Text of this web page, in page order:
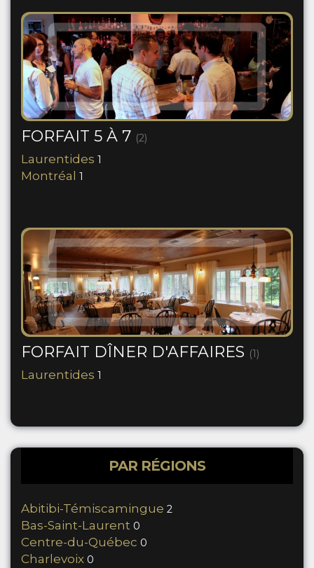
FORFAIT 5 À 7 (2)
Laurentides 1
Montréal 1
FORFAIT DÎNER D'AFFAIRES (1)
Laurentides 1
PAR RÉGIONS
Abitibi-Témiscamingue 2
Bas-Saint-Laurent 0
Centre-du-Québec 0
Charlevoix 0